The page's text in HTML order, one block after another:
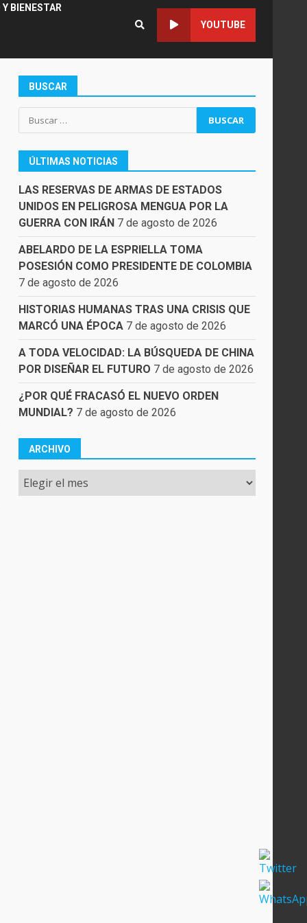
BIENESTAR
YOUTUBE
BUSCAR
Buscar:
ÚLTIMAS NOTICIAS
LAS RESERVAS DE ARMAS DE ESTADOS
UNIDOS EN PELIGROSA MENGUA POR LA
GUERRA CON IRÁN 7 de agosto de 2026
ABELARDO DE LA ESPRIELLA TOMA
POSESIÓN COMO PRESIDENTE DE COLOMBIA
7 de agosto de 2026
HISTORIAS HUMANAS TRAS UNA CRISIS QUE
MARCÓ UNA ÉPOCA 7 de agosto de 2026
A TODA VELOCIDAD: LA BÚSQUEDA DE CHINA
POR DISEÑAR EL FUTURO 7 de agosto de 2026
¿POR QUÉ FRACASÓ EL NUEVO ORDEN
MUNDIAL? 7 de agosto de 2026
ARCHIVO
Archivo